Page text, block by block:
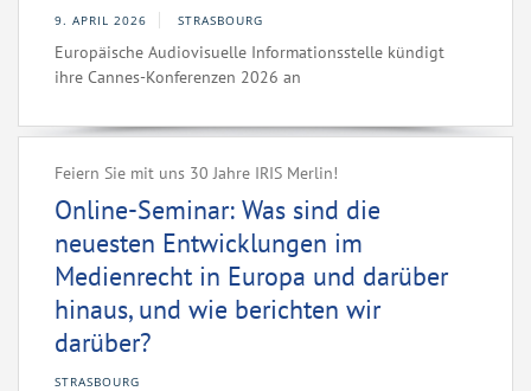
9. APRIL 2026 STRASBOURG
Europäische Audiovisuelle Informationsstelle kündigt
ihre Cannes-Konferenzen 2026 an
Feiern Sie mit uns 30 Jahre IRIS Merlin!
Online-Seminar: Was sind die
neuesten Entwicklungen im
Medienrecht in Europa und darüber
hinaus, und wie berichten wir
darüber?
STRASBOURG